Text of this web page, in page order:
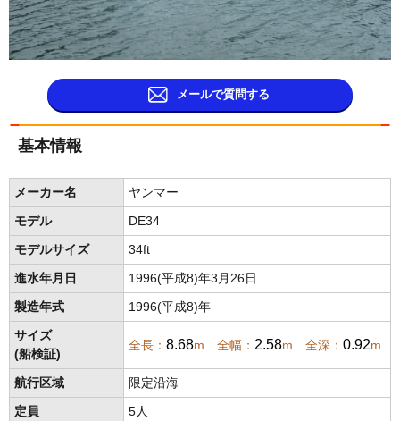
メールで質問する
基本情報
メーカー名 ヤンマー
モデル DE34
モデルサイズ 34ft
進水年月日 1996(平成8)年3月26日
製造年式 1996(平成8)年
サイズ
(船検証)
全長： 8.68m 全幅： 2.58m 全深： 0.92m
航行区域 限定沿海
定員 5人